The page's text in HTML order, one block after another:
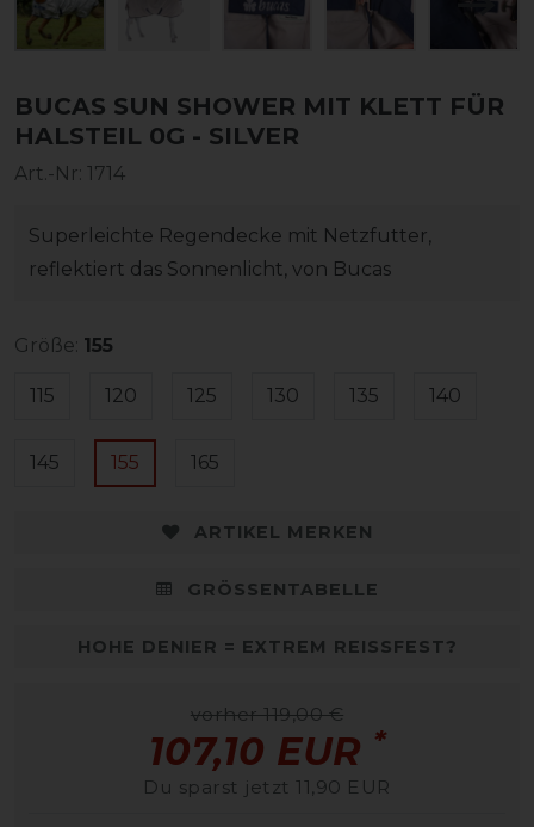
BUCAS SUN SHOWER MIT KLETT FÜR
HALSTEIL 0G - SILVER
Art.-Nr: 1714
Superleichte Regendecke mit Netzfutter,
reflektiert das Sonnenlicht, von Bucas
Größe: 155
115 120 125 130 135 140
145 155 165
ARTIKEL MERKEN
GRÖSSENTABELLE
HOHE DENIER = EXTREM REISSFEST?
vorher 119,00 €
107,10 EUR *
Du sparst jetzt 11,90 EUR